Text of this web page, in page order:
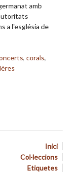
amb
a l'església de
, corals,
Inici
Col·leccions
Etiquetes